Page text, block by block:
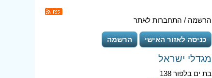
הרשמה / התחברות לאתר
כניסה לאזור האישי הרשמה
מגדלי ישראל
בת ים בלפור 138